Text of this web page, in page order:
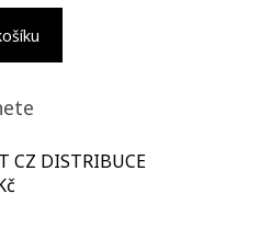
CZ DISTRIBUCE